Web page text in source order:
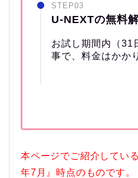
STEP03
U-NEXTの無料
お試し期間内（31
事で、料金はかか
本ページでご紹介してい
年7月』時点のものです。